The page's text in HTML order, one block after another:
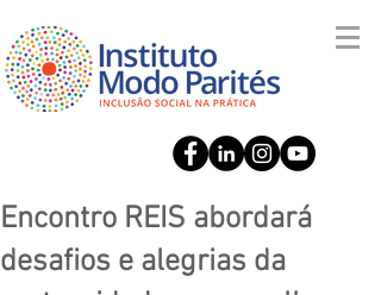
Encontro REIS abordará
desafios e alegrias da